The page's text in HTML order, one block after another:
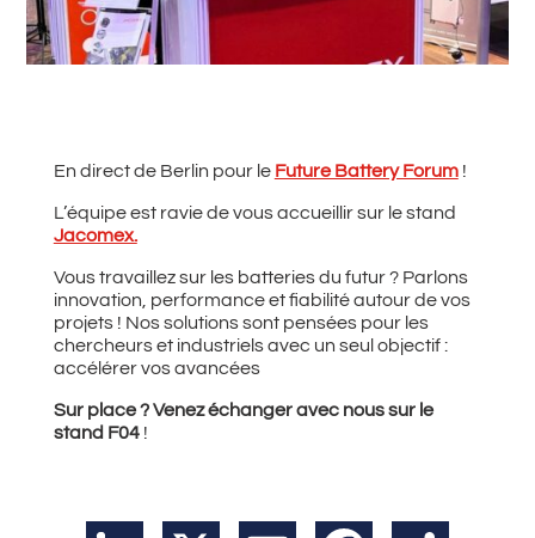
En direct de Berlin pour le Future Battery Forum!
L’équipe est ravie de vous accueillir sur le stand
Jacomex.
Vous travaillez sur les batteries du futur ? Parlons
innovation, performance et fiabilité autour de vos
projets ! Nos solutions sont pensées pour les
chercheurs et industriels avec un seul objectif :
accélérer vos avancées
Sur place ? Venez échanger avec nous sur le
stand F04!